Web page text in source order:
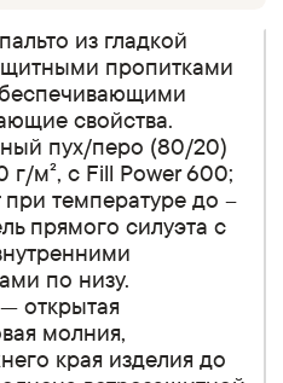
из гладкой
пропитками
свойства.
пух/перо (80/20)
г/м², с Fill Power 600;
температуре до –
прямого силуэта с
по низу.
открытая
молния,
края изделия до